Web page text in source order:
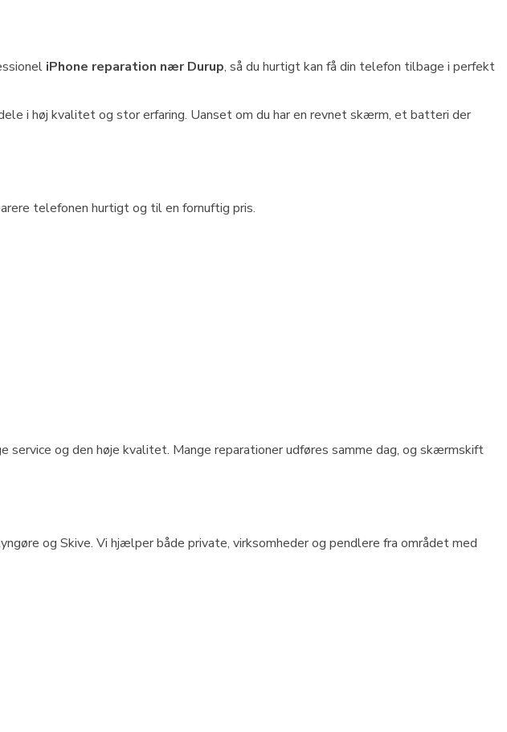
iPhone reparation nær Durup, så du hurtigt kan få din telefon tilbage i perfekt
i høj kvalitet og stor erfaring. Uanset om du har en revnet skærm, et batteri der
telefonen hurtigt og til en fornuftig pris.
service og den høje kvalitet. Mange reparationer udføres samme dag, og skærmskift
og Skive. Vi hjælper både private, virksomheder og pendlere fra området med